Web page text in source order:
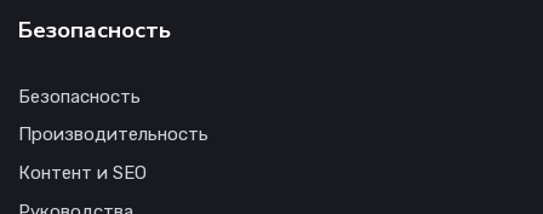
Безопасность
Безопасность
Производительность
Контент и SEO